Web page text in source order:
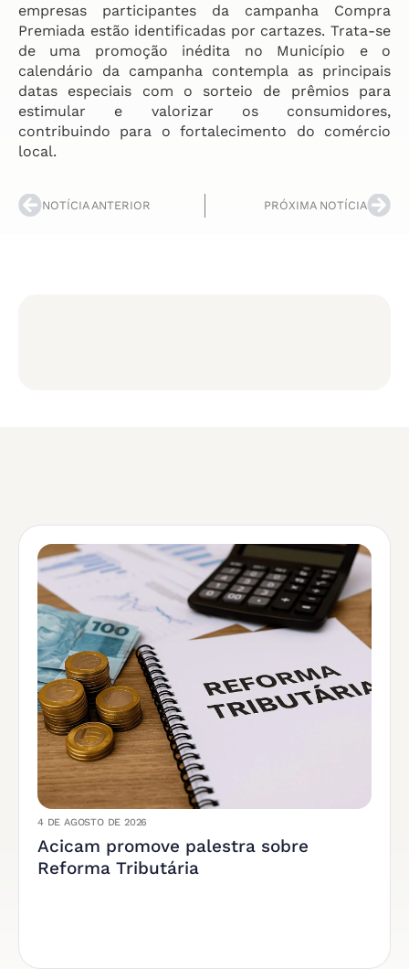
empresas participantes da campanha Compra
Premiada estão identificadas por cartazes. Trata-se
de uma promoção inédita no Município e o
calendário da campanha contempla as principais
datas especiais com o sorteio de prêmios para
estimular e valorizar os consumidores,
contribuindo para o fortalecimento do comércio
local.
NOTÍCIA ANTERIOR PRÓXIMA NOTÍCIA
4 DE AGOSTO DE 2026
Acicam promove palestra sobre
Reforma Tributária